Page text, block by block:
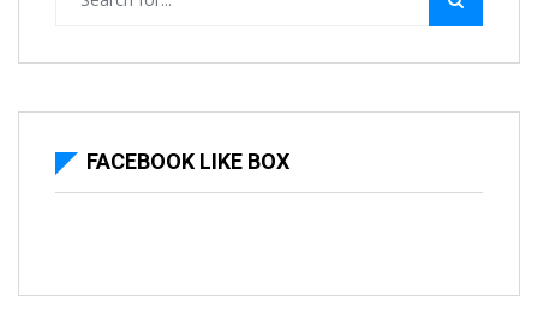
FACEBOOK LIKE BOX